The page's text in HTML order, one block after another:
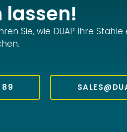
lassen!
Sie, wie DUAP Ihre
89